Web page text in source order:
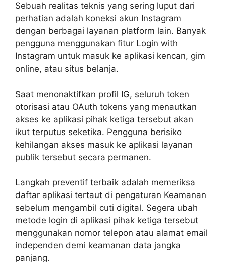
Sebuah realitas teknis yang sering luput dari
perhatian adalah koneksi akun Instagram
dengan berbagai layanan platform lain. Banyak
pengguna menggunakan fitur Login with
Instagram untuk masuk ke aplikasi kencan, gim
online, atau situs belanja.
Saat menonaktifkan profil IG, seluruh token
otorisasi atau OAuth tokens yang menautkan
akses ke aplikasi pihak ketiga tersebut akan
ikut terputus seketika. Pengguna berisiko
kehilangan akses masuk ke aplikasi layanan
publik tersebut secara permanen.
Langkah preventif terbaik adalah memeriksa
daftar aplikasi tertaut di pengaturan Keamanan
sebelum mengambil cuti digital. Segera ubah
metode login di aplikasi pihak ketiga tersebut
menggunakan nomor telepon atau alamat email
independen demi keamanan data jangka
panjang.